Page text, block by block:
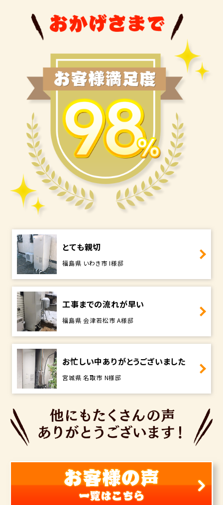
とても親切
福島県 いわき市 I様邸
工事までの流れが早い
福島県 会津若松市 A様邸
お忙しい中ありがとうございました
宮城県 名取市 N様邸